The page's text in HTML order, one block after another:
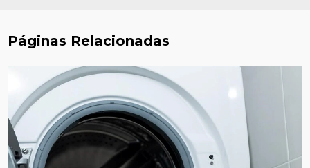
Páginas Relacionadas